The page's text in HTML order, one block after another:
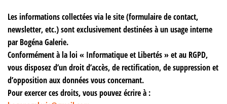
Les informations collectées via le site (formulaire de contact,
newsletter, etc.) sont exclusivement destinées à un usage interne
par Bogéna Galerie.
Conformément à la loi « Informatique et Libertés » et au RGPD,
vous disposez d’un droit d’accès, de rectification, de suppression et
d’opposition aux données vous concernant.
Pour exercer ces droits, vous pouvez écrire à :